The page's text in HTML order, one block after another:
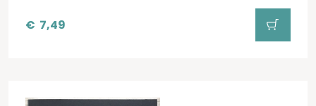
€ 7,49